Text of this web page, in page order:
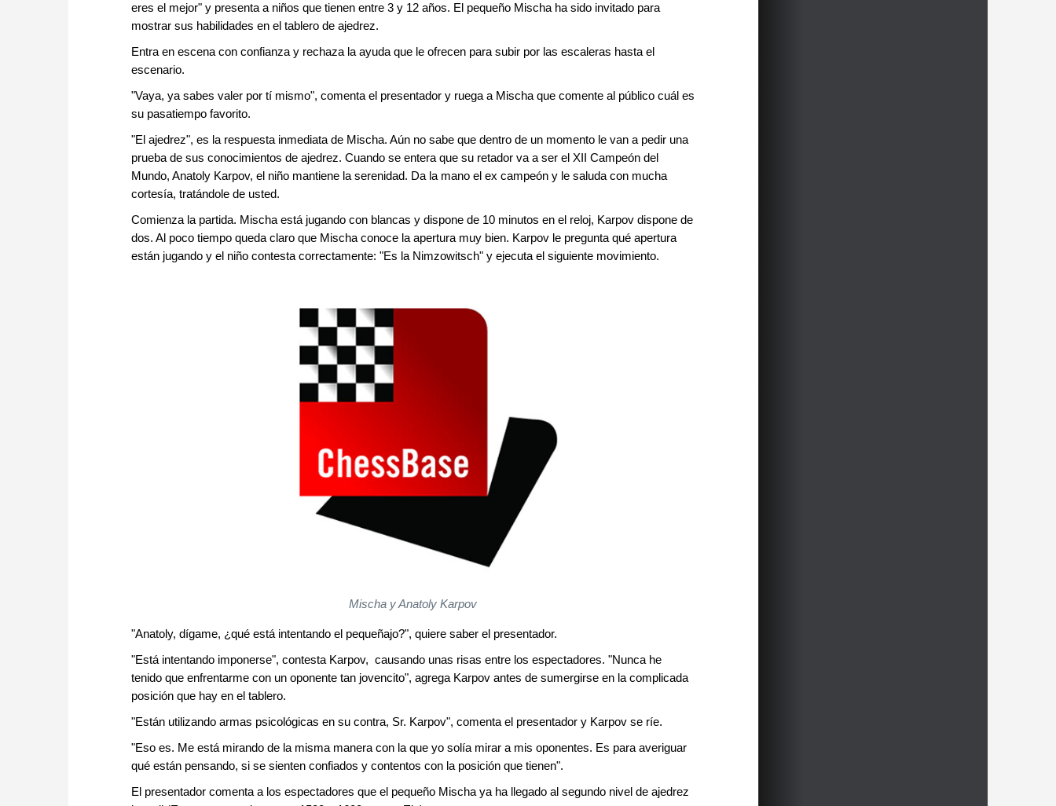
eres el mejor" y presenta a niños que tienen entre 3 y 12 años. El pequeño Mischa ha sido invitado para
mostrar sus habilidades en el tablero de ajedrez.
Entra en escena con confianza y rechaza la ayuda que le ofrecen para subir por las escaleras hasta el
escenario.
"Vaya, ya sabes valer por tí mismo", comenta el presentador y ruega a Mischa que comente al público cuál es
su pasatiempo favorito.
"El ajedrez", es la respuesta inmediata de Mischa. Aún no sabe que dentro de un momento le van a pedir una
prueba de sus conocimientos de ajedrez. Cuando se entera que su retador va a ser el XII Campeón del
Mundo, Anatoly Karpov, el niño mantiene la serenidad. Da la mano el ex campeón y le saluda con mucha
cortesía, tratándole de usted.
Comienza la partida. Mischa está jugando con blancas y dispone de 10 minutos en el reloj, Karpov dispone de
dos. Al poco tiempo queda claro que Mischa conoce la apertura muy bien. Karpov le pregunta qué apertura
están jugando y el niño contesta correctamente: "Es la Nimzowitsch" y ejecuta el siguiente movimiento.
Mischa y Anatoly Karpov
"Anatoly, dígame, ¿qué está intentando el pequeñajo?", quiere saber el presentador.
"Está intentando imponerse", contesta Karpov, causando unas risas entre los espectadores. "Nunca he
tenido que enfrentarme con un oponente tan jovencito", agrega Karpov antes de sumergirse en la complicada
posición que hay en el tablero.
"Están utilizando armas psicológicas en su contra, Sr. Karpov", comenta el presentador y Karpov se ríe.
"Eso es. Me está mirando de la misma manera con la que yo solía mirar a mis oponentes. Es para averiguar
qué están pensando, si se sienten confiados y contentos con la posición que tienen".
El presentador comenta a los espectadores que el pequeño Mischa ya ha llegado al segundo nivel de ajedrez